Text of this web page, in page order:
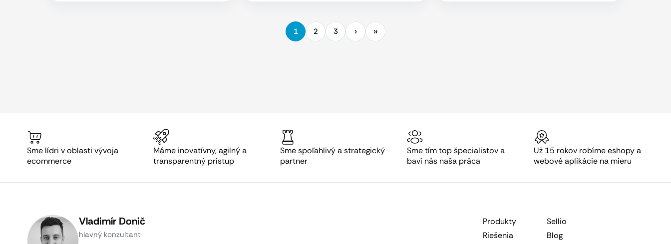
1 2 3
Sme lídri v oblasti vývoja
ecommerce
Máme inovatívny, agilný a
transparentný prístup
Sme spoľahlivý a strategický
partner
Sme tím top špecialistov a
baví nás naša práca
Už 15 rokov robíme eshopy a
webové aplikácie na mieru
Vladimír Donič
hlavný konzultant
Produkty
Riešenia
Sellio
Blog